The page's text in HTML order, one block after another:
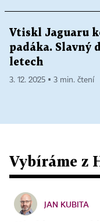
Vtiskl Jaguaru
padáka. Slavný
letech
3. 12. 2025 ▪ 3 min. čtení
Vybíráme z
JAN KUBITA